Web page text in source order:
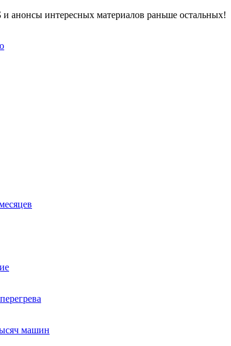
анонсы интересных материалов раньше остальных!
машин